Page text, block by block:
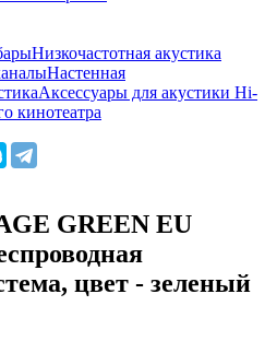
Низкочастотная акустика
Настенная
Аксессуары для акустики Hi-
кинотеатра
GREEN EU
цвет - зеленый